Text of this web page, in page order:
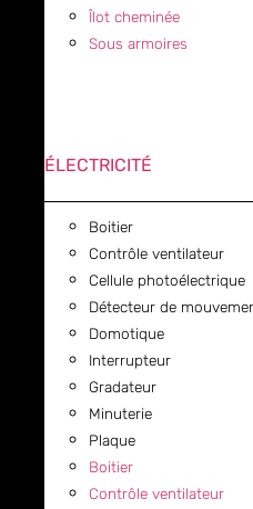
Îlot cheminée
Sous armoires
ÉLECTRICITÉ
Boitier
Contrôle ventilateur
Cellule photoélectrique
Détecteur de
Domotique
Interrupteur
Gradateur
Minuterie
Plaque
Boitier
Contrôle ventilateur